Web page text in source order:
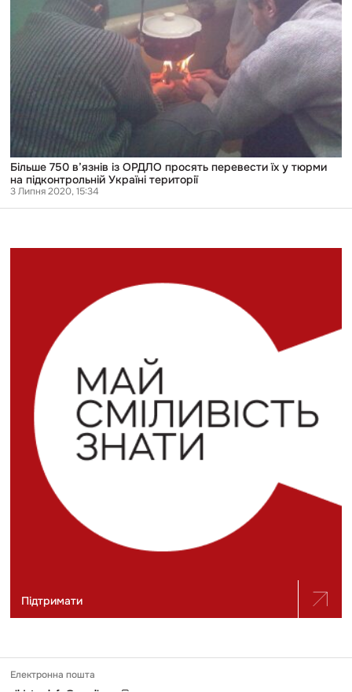
тюрми
підконтрольній
Україні
території
Більше 750 в’язнів із ОРДЛО просять перевести їх у тюрми
на підконтрольній Україні території
3 Липня 2020, 15:34
Підтримати
Електронна пошта